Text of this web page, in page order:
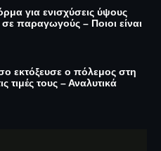
για ενισχύσεις ύψους
παραγωγούς – Ποιοι είναι
εκτόξευσε ο πόλεμος στη
τιμές τους – Αναλυτικά